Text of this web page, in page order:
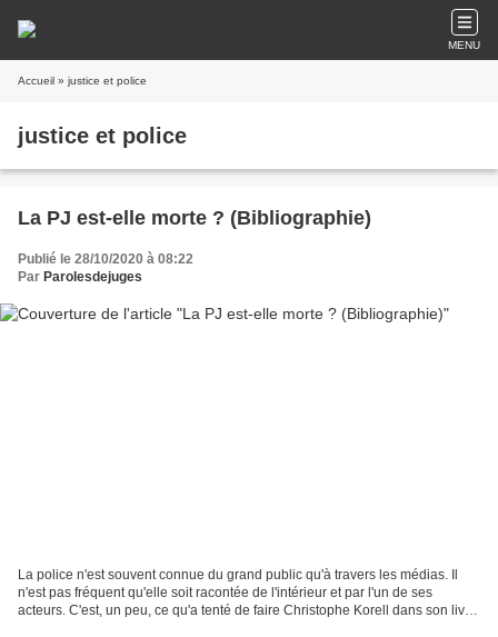
MENU
Accueil » justice et police
justice et police
La PJ est-elle morte ? (Bibliographie)
Publié le 28/10/2020 à 08:22
Par Parolesdejuges
La police n'est souvent connue du grand public qu'à travers les médias. Il
n'est pas fréquent qu'elle soit racontée de l'intérieur et par l'un de ses
acteurs. C'est, un peu, ce qu'a tenté de faire Christophe Korell dans son livre